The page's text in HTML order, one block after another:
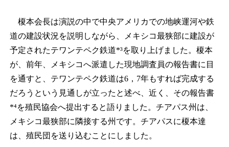
榎本会長は演説の中で中央アメリカでの地峡運河や鉄
道の建設状況を説明しながら、メキシコ最狭部に建設が
予定されたテワンテペク鉄道*³を取り上げました。榎本
が、前年、メキシコへ派遣した現地調査員の報告書に目
を通すと、テワンテペク鉄道は6，7年もすれば完成する
だろうという見通しが立ったと述べ、近く、その報告書
*⁴を殖民協会へ提出すると語りました。チアパス州は、
メキシコ最狭部に隣接する州です。チアパスに榎本達
は、殖民団を送り込むことにしました。